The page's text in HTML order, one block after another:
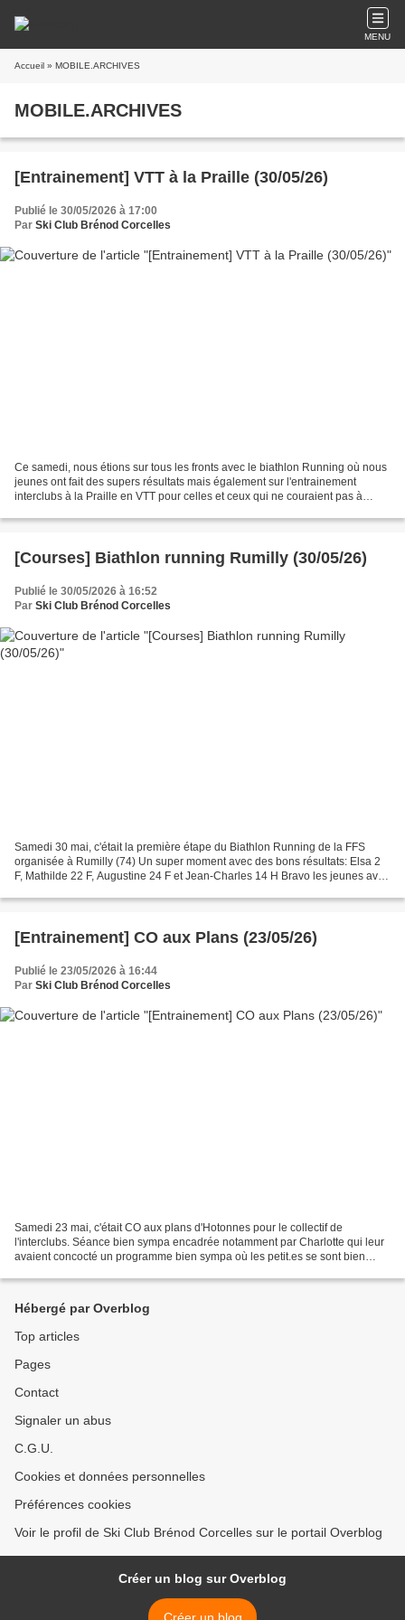
MENU
Accueil » MOBILE.ARCHIVES
MOBILE.ARCHIVES
[Entrainement] VTT à la Praille (30/05/26)
Publié le 30/05/2026 à 17:00
Par Ski Club Brénod Corcelles
Ce samedi, nous étions sur tous les fronts avec le biathlon Running où nous
jeunes ont fait des supers résultats mais également sur l'entrainement
interclubs à la Praille en VTT pour celles et ceux qui ne couraient pas à
[Courses] Biathlon running Rumilly (30/05/26)
Publié le 30/05/2026 à 16:52
Par Ski Club Brénod Corcelles
Samedi 30 mai, c'était la première étape du Biathlon Running de la FFS
organisée à Rumilly (74) Un super moment avec des bons résultats: Elsa 2
F, Mathilde 22 F, Augustine 24 F et Jean-Charles 14 H Bravo les jeunes avec
[Entrainement] CO aux Plans (23/05/26)
Publié le 23/05/2026 à 16:44
Par Ski Club Brénod Corcelles
Samedi 23 mai, c'était CO aux plans d'Hotonnes pour le collectif de
l'interclubs. Séance bien sympa encadrée notamment par Charlotte qui leur
avaient concocté un programme bien sympa où les petit.es se sont bien
Hébergé par Overblog
Top articles
Pages
Contact
Signaler un abus
C.G.U.
Cookies et données personnelles
Préférences cookies
Voir le profil de Ski Club Brénod Corcelles sur le portail Overblog
Créer un blog sur Overblog